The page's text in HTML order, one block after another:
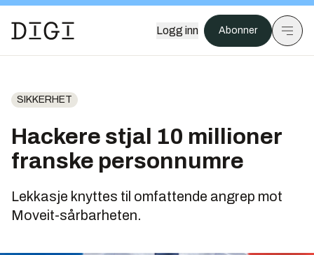
Logg inn Abonner
SIKKERHET
Hackere stjal 10 millioner
franske personnumre
Lekkasje knyttes til omfattende angrep mot
Moveit-sårbarheten.